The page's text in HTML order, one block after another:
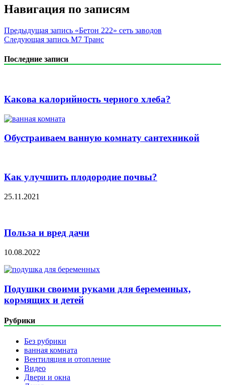
Навигация по записям
Предыдущая запись «Бетон 222» сеть заводов
Следующая запись М7 Транс
Последние записи
Какова калорийность черного хлеба?
Обустраиваем ванную комнату сантехникой
Как улучшить плодородие почвы?
25.11.2021
Польза и вред дачи
10.08.2022
Подушки своими руками для беременных,
кормящих и детей
Рубрики
Без рубрики
ванная комната
Вентиляция и отопление
Видео
Двери и окна